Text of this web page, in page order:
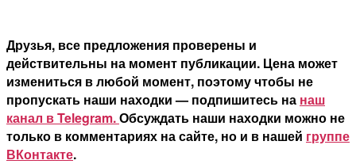
Друзья, все предложения проверены и
действительны на момент публикации. Цена может
измениться в любой момент, поэтому чтобы не
пропускать наши находки — подпишитесь на наш
канал в Telegram.Обсуждать наши находки можно не
только в комментариях на сайте, но и в нашей группе
ВКонтакте.